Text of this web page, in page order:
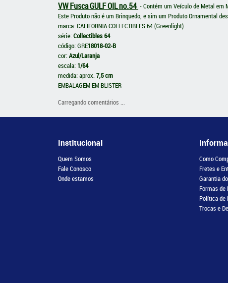
VW Fusca GULF OIL no.54 - Contém um Veículo de Metal em
Este Produto não é um Brinquedo, e sim um Produto Ornamental
marca: CALIFORNIA COLLECTIBLES 64 (Greenlight)
série:Collectibles 64
código: GRE18018-02-B
cor:Azul/Laranja
escala: 1/64
medida: aprox.7,5 cm
EMBALAGEM EM BLISTER
Carregando comentários ...
Institucional
Quem Somos
Fale Conosco
Onde estamos
Como
Fretes e
Garantia
Formas de
Política de
Trocas e